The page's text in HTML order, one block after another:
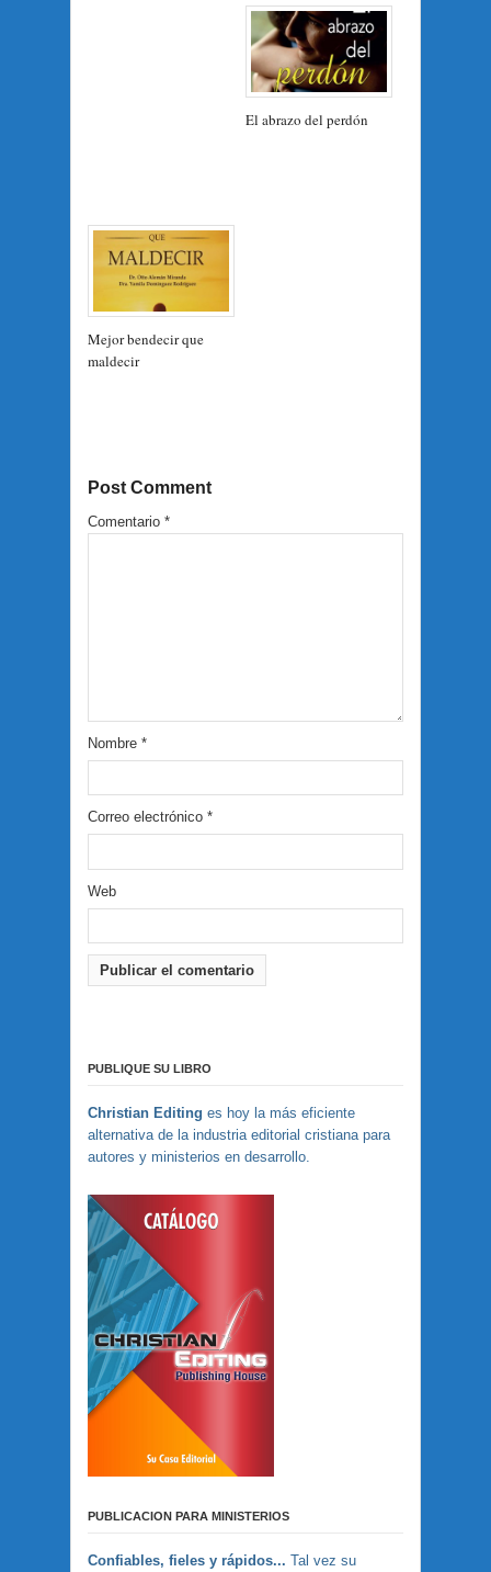
El abrazo del perdón
Mejor bendecir que
maldecir
Post Comment
Comentario *
Nombre *
Correo electrónico *
Web
PUBLIQUE SU LIBRO
Christian Editing es hoy la más eficiente
alternativa de la industria editorial cristiana para
autores y ministerios en desarrollo.
PUBLICACION PARA MINISTERIOS
Confiables, fieles y rápidos... Tal vez su